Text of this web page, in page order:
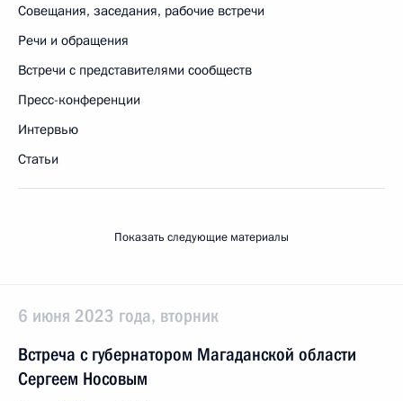
Совещания, заседания, рабочие встречи
Речи и обращения
Встречи с представителями сообществ
Пресс-конференции
Интервью
Статьи
Показать следующие материалы
6 июня 2023 года, вторник
Встреча с губернатором Магаданской области
Сергеем Носовым